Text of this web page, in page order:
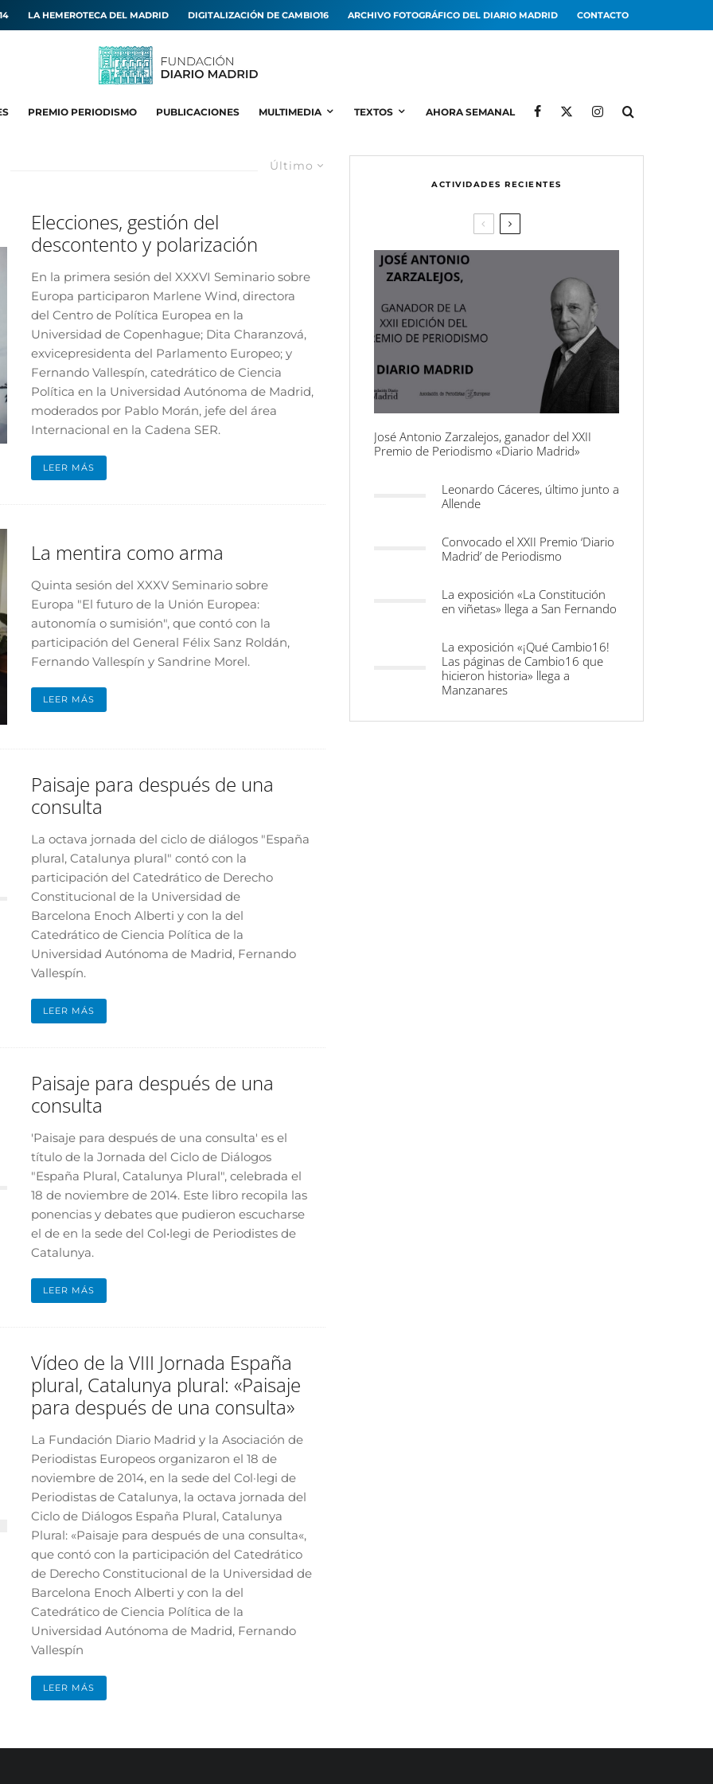
LA HEMEROTECA DEL MADRID DIGITALIZACIÓN DE CAMBIO16 ARCHIVO FOTOGRÁFICO DEL DIARIO MADRID CONTACTO
PREMIO PERIODISMO PUBLICACIONES MULTIMEDIA TEXTOS AHORA SEMANAL
Último
Elecciones, gestión del
descontento y polarización
En la primera sesión del XXXVI Seminario sobre
Europa participaron Marlene Wind, directora
del Centro de Política Europea en la
Universidad de Copenhague; Dita Charanzová,
exvicepresidenta del Parlamento Europeo; y
Fernando Vallespín, catedrático de Ciencia
Política en la Universidad Autónoma de Madrid,
moderados por Pablo Morán, jefe del área
Internacional en la Cadena SER.
LEER MÁS
La mentira como arma
Quinta sesión del XXXV Seminario sobre
Europa "El futuro de la Unión Europea:
autonomía o sumisión", que contó con la
participación del General Félix Sanz Roldán,
Fernando Vallespín y Sandrine Morel.
LEER MÁS
Paisaje para después de una
consulta
La octava jornada del ciclo de diálogos "España
plural, Catalunya plural" contó con la
participación del Catedrático de Derecho
Constitucional de la Universidad de
Barcelona Enoch Alberti y con la del
Catedrático de Ciencia Política de la
Universidad Autónoma de Madrid, Fernando
Vallespín.
LEER MÁS
Paisaje para después de una
consulta
'Paisaje para después de una consulta' es el
título de la Jornada del Ciclo de Diálogos
"España Plural, Catalunya Plural", celebrada el
18 de noviembre de 2014. Este libro recopila las
ponencias y debates que pudieron escucharse
el de en la sede del Col•legi de Periodistes de
Catalunya.
LEER MÁS
Vídeo de la VIII Jornada España
plural, Catalunya plural: «Paisaje
para después de una consulta»
La Fundación Diario Madrid y la Asociación de
Periodistas Europeos organizaron el 18 de
noviembre de 2014, en la sede del Col·legi de
Periodistas de Catalunya, la octava jornada del
Ciclo de Diálogos España Plural, Catalunya
Plural: «Paisaje para después de una consulta«,
que contó con la participación del Catedrático
de Derecho Constitucional de la Universidad de
Barcelona Enoch Alberti y con la del
Catedrático de Ciencia Política de la
Universidad Autónoma de Madrid, Fernando
Vallespín
LEER MÁS
ACTIVIDADES RECIENTES
José Antonio Zarzalejos, ganador del XXII
Premio de Periodismo «Diario Madrid»
Leonardo Cáceres, último junto a
Allende
Convocado el XXII Premio ‘Diario
Madrid’ de Periodismo
La exposición «La Constitución
en viñetas» llega a San Fernando
La exposición «¡Qué Cambio16!
Las páginas de Cambio16 que
hicieron historia» llega a
Manzanares